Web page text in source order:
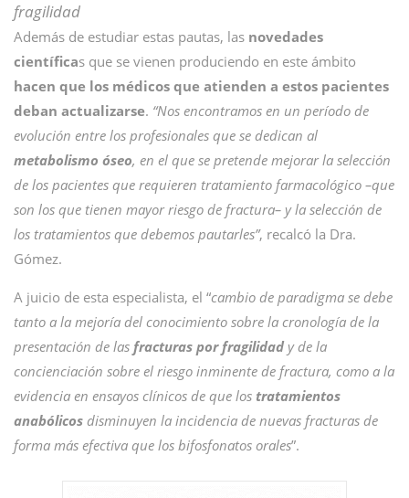
fragilidad
Además de estudiar estas pautas, las novedades
científicas que se vienen produciendo en este ámbito
hacen que los médicos que atienden a estos pacientes
deban actualizarse. “Nos encontramos en un período de
evolución entre los profesionales que se dedican al
metabolismo óseo, en el que se pretende mejorar la selección
de los pacientes que requieren tratamiento farmacológico –que
son los que tienen mayor riesgo de fractura– y la selección de
los tratamientos que debemos pautarles”, recalcó la Dra.
Gómez.
A juicio de esta especialista, el “cambio de paradigma se debe
tanto a la mejoría del conocimiento sobre la cronología de la
presentación de las fracturas por fragilidady de la
concienciación sobre el riesgo inminente de fractura, como a la
evidencia en ensayos clínicos de que los tratamientos
anabólicos disminuyen la incidencia de nuevas fracturas de
forma más efectiva que los bifosfonatos orales”.